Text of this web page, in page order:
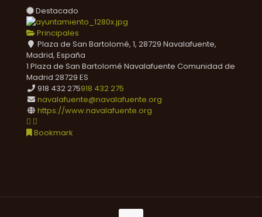
Destacado
Principales
Plaza de San Bartolomé, 1, 28729 Navalafuente,
Madrid, España
1 Plaza de San Bartolomé Navalafuente Comunidad de
Madrid 28729 ES
918 432 275918 432 275
navalafuente@navalafuente.org
https://www.navalafuente.org
Bookmark